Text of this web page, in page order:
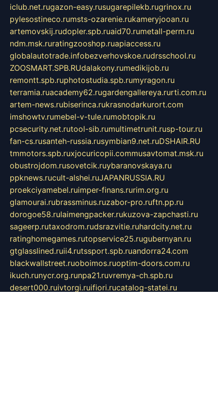
iclub.net.rugazon-easy.rusugarepilekb.rugrinox.ru
pylesostineco.rumsts-ozarenie.rukameryjooan.ru
artemovskij.rudopler.spb.ruaid70.rumetall-perm.ru
ndm.msk.ruratingzooshop.ruapiaccess.ru
globalautotrade.infobezverhovskoe.rudrsschool.ru
ZOOSMART.SPB.RUdalakony.rumedikijob.ru
remontt.spb.ruphotostudia.spb.rumyragon.ru
terramia.ruacademy62.rugardengallereya.rurti.com.ru
artem-news.rubiserinca.rukrasnodarkurort.com
imshowtv.rumebel-v-tule.rumobtopik.ru
pcsecurity.net.rutool-sib.rumultimetrunit.rusp-tour.ru
fan-cs.rusanteh-russia.rusymbian9.net.ruDSHAIR.RU
tmmotors.spb.ruxjocuricopii.commusavtomat.msk.ru
obustrojdom.rusovetcik.ruybaranovskaya.ru
ppknews.rucult-alshei.ruJAPANRUSSIA.RU
proekciyamebel.ruimper-finans.rurim.org.ru
glamourai.rubrassminus.ruzabor-pro.ruftn.pp.ru
dorogoe58.rulaimengpacker.rukuzova-zapchasti.ru
sageerp.rutaxodrom.rudsrazvitie.ruhardcity.net.ru
ratinghomegames.rutopservice25.rugubernyan.ru
gtglasslined.ruii4.rutssport.spb.ruandorra24.com
blackwallstreet.ruoboimos.ruoptim-doors.com.ru
ikuch.runycr.org.runpa21.ruvremya-ch.spb.ru
desert000.ruivtorgi.ruifiori.rucatalog-statei.ru